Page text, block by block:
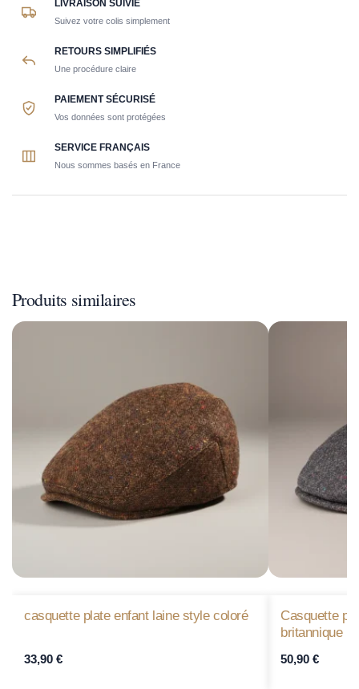
LIVRAISON SUIVIE
Suivez votre colis simplement
RETOURS SIMPLIFIÉS
Une procédure claire
PAIEMENT SÉCURISÉ
Vos données sont protégées
SERVICE FRANÇAIS
Nous sommes basés en France
Produits similaires
casquette plate enfant laine style coloré
33,90 €
Casquette
britannique
50,90 €